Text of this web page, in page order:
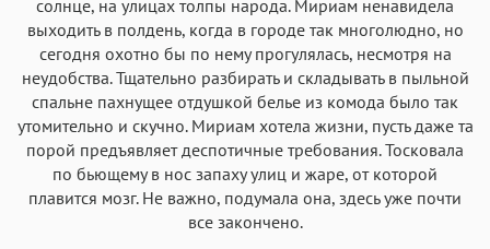
солнце, на улицах толпы народа. Мириам ненавидела
выходить в полдень, когда в городе так многолюдно, но
сегодня охотно бы по нему прогулялась, несмотря на
неудобства. Тщательно разбирать и складывать в пыльной
спальне пахнущее отдушкой белье из комода было так
утомительно и скучно. Мириам хотела жизни, пусть даже та
порой предъявляет деспотичные требования. Тосковала
по бьющему в нос запаху улиц и жаре, от которой
плавится мозг. Не важно, подумала она, здесь уже почти
все закончено.